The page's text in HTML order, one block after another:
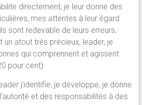
directement, je leur donne des
mes attentes à leur égard
sont redevable de leurs erreurs,
un atout très précieux, leader, je
qui comprennent et agissent
pour cent)
j’identifie, je développe, je donne
et des responsabilités à des